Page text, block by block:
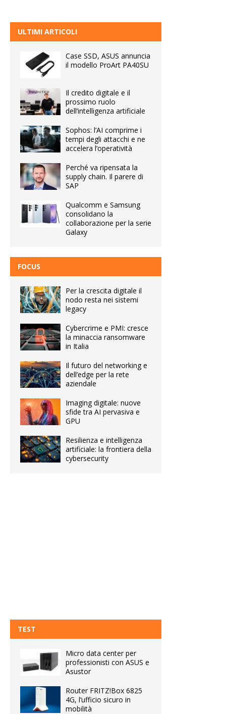
ULTIMI ARTICOLI
Case SSD, ASUS annuncia
il modello ProArt PA40SU
Il credito digitale e il
prossimo ruolo
dell’intelligenza artificiale
Sophos: l’AI comprime i
tempi degli attacchi e ne
accelera l’operatività
Perché va ripensata la
supply chain. Il parere di
SAP
Qualcomm e Samsung
consolidano la
collaborazione per la serie
Galaxy
FOCUS
Per la crescita digitale il
nodo resta nei sistemi
legacy
Cybercrime e PMI: cresce
la minaccia ransomware
in Italia
Il futuro del networking e
dell’edge per la rete
aziendale
Imaging digitale: nuove
sfide tra AI pervasiva e
GPU
Resilienza e intelligenza
artificiale: la frontiera della
cybersecurity
TEST
Micro data center per
professionisti con ASUS e
Asustor
Router FRITZ!Box 6825
4G, l’ufficio sicuro in
mobilità